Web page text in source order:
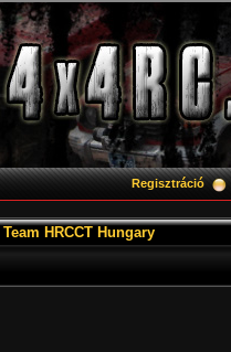
Regisztráció
Team HRCCT Hungary